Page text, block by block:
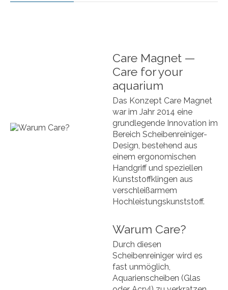
Care Magnet —
Care for your
aquarium
Das Konzept Care Magnet
war im Jahr 2014 eine
grundlegende Innovation im
Bereich Scheibenreiniger-
Design, bestehend aus
einem ergonomischen
Handgriff und speziellen
Kunststoffklingen aus
verschleißarmem
Hochleistungskunststoff.
Warum Care?
Durch diesen
Scheibenreiniger wird es
fast unmöglich,
Aquarienscheiben (Glas